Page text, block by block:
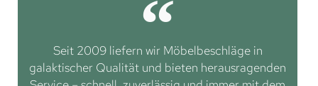
Seit 2009 liefern wir Möbelbeschläge in
galaktischer Qualität und bieten herausragenden